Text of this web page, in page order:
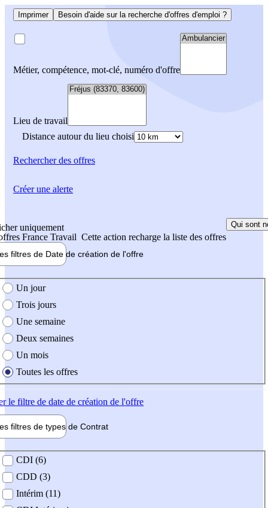
Imprimer Besoin d'aide sur la recherche d'offres d'emploi ?
Métier, compétence, mot-clé, numéro d'offre
Lieu de travail
Distance autour du lieu choisi
Rechercherdes offres
uniquement
France Travail Cette action recharge la liste des offres
Qui sont
filtres de Date de création de l'offre
création de l'offre
Un jour
Trois jours
Une semaine
Deux semaines
Un mois
Toutes les offres
le filtre de date de création de l'offre
filtres de types de Contrat
contrat
CDI (6)
CDD (3)
Intérim (11)
Créer une alerte